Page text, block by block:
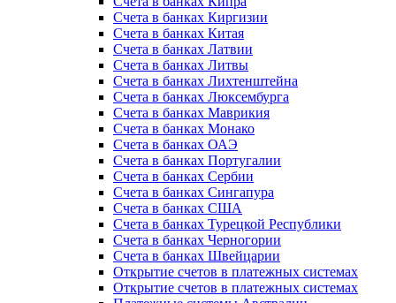
Счета в банках Киргизии
Счета в банках Китая
Счета в банках Латвии
Счета в банках Литвы
Счета в банках Лихтенштейна
Счета в банках Люксембурга
Счета в банках Маврикия
Счета в банках Монако
Счета в банках ОАЭ
Счета в банках Португалии
Счета в банках Сербии
Счета в банках Сингапура
Счета в банках США
Счета в банках Турецкой Республики
Счета в банках Черногории
Счета в банках Швейцарии
Открытие счетов в платежных системах
Открытие счетов в платежных системах